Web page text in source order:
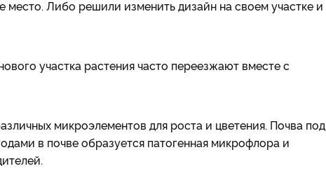
место. Либо решили изменить дизайн на своем участке и
участка растения часто переезжают вместе с
микроэлементов для роста и цветения. Почва под
в почве образуется патогенная микрофлора и